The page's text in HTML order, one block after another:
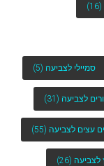
(16)
סמיילי לצביעה (5)
לצביעה (31)
עצים לצביעה (55)
לצביעה (26)